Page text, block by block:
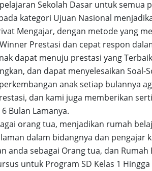
Sekolah Dasar untuk semua
kategori Ujuan Nasional
Mengajar, dengan metode yang
Prestasi dan cepat respon
dapat menuju prestasi yang
dan dapat menyelesaikan Soal-
anak setiap bulannya
dan kami juga memberikan
Bulan Lamanya.
orang tua, menjadikan rumah
dalam bidangnya dan pengajar
anda sebagai Orang tua, dan
untuk Program SD Kelas 1